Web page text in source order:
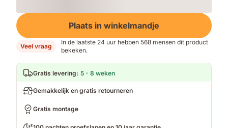
Loading
Plaats in winkelmandje
Veel vraag
In de laatste 24 uur hebben 568 mensen dit product
bekeken.
Gratis levering: 5 - 8 weken
Gemakkelijk en gratis retourneren
Gratis montage